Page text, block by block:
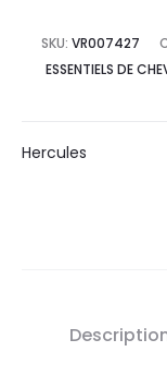
SKU: VR007427
ESSENTIELS DE
Hercules